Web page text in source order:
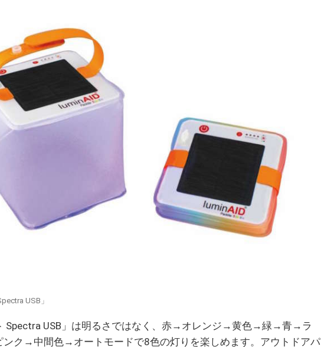
USB」
Spectra USB」は明るさではなく、赤→オレンジ→黄色→緑→青→ラ
ク→中間色→オートモードで8色の灯りを楽しめます。アウトドアパ